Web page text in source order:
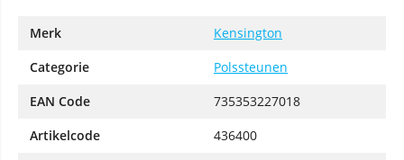
Merk
Kensington
Categorie
Polssteunen
EAN Code
735353227018
Artikelcode
436400